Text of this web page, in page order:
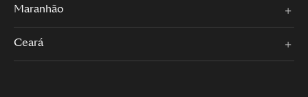
Maranhão
Ceará